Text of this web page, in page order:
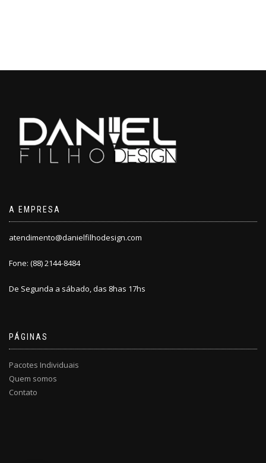
A EMPRESA
atendimento@danielfilhodesign.com
Fone: (88) 2144-8484
De Segunda a sábado, das 8has 17hs
PÁGINAS
Pacotes Individuais
Quem somos
Contato